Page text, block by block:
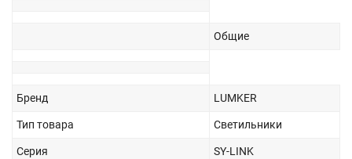
Общие
Бренд LUMKER
Тип товара Светильники
Серия SY-LINK